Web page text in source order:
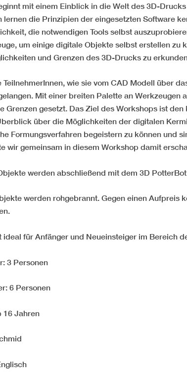
mit einem Einblick in die Welt des 3D-
lernen die Prinzipien der eingesetzten Software
die notwendigen Tools selbst
um einige digitale Objekte selbst erstellen zu
und Grenzen des 3D-Drucks zu
wie sie vom CAD Modell über
Mit einer breiten Palette an Werkzeugen
Grenzen gesetzt. Das Ziel des Workshops ist
über die Möglichkeiten der digitalen
Formungsverfahren begeistern zu können und
wir gemeinsam in diesem Workshop damit
werden abschließend mit dem 3D
werden rohgebrannt. Gegen einen Aufpreis
ideal für Anfänger und Neueinsteiger im Bereich
3 Personen
6 Personen
16 Jahren